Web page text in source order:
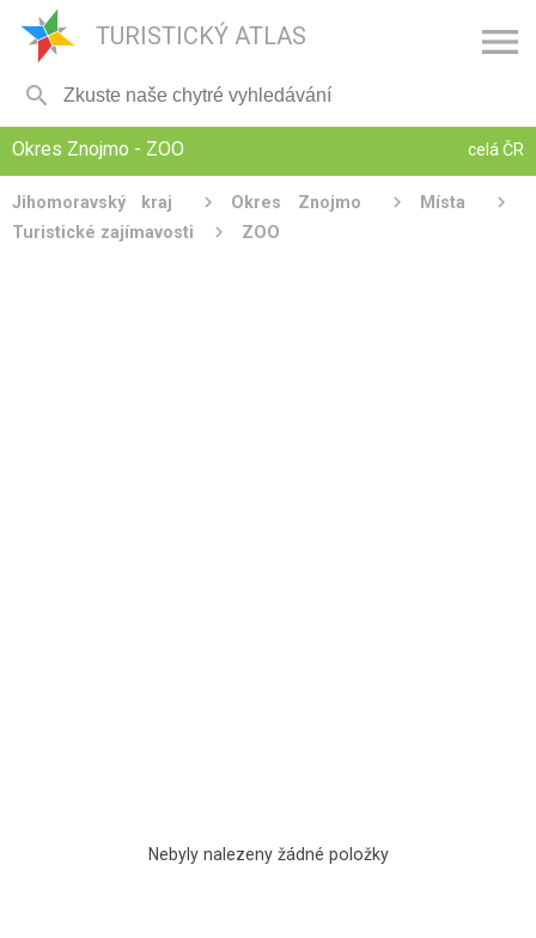
TURISTICKÝ ATLAS 

Okres Znojmo - ZOO celá ČR
Jihomoravský kraj Okres Znojmo
Místa
Turistické zajímavosti
ZOO
Nebyly nalezeny žádné položky